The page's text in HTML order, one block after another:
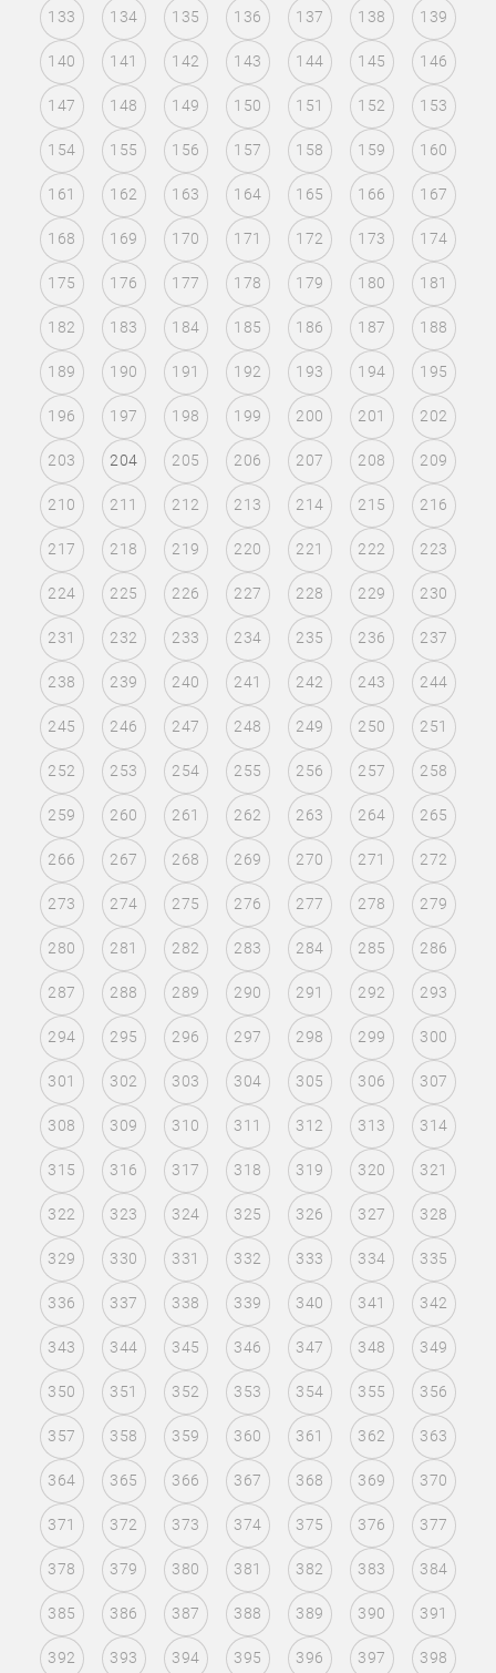
133 134 135 136 137 138 139
140 141 142 143 144 145 146
147 148 149 150 151 152 153
154 155 156 157 158 159 160
161 162 163 164 165 166 167
168 169 170 171 172 173 174
175 176 177 178 179 180 181
182 183 184 185 186 187 188
189 190 191 192 193 194 195
196 197 198 199 200 201 202
203 204 205 206 207 208 209
210 211 212 213 214 215 216
217 218 219 220 221 222 223
224 225 226 227 228 229 230
231 232 233 234 235 236 237
238 239 240 241 242 243 244
245 246 247 248 249 250 251
252 253 254 255 256 257 258
259 260 261 262 263 264 265
266 267 268 269 270 271 272
273 274 275 276 277 278 279
280 281 282 283 284 285 286
287 288 289 290 291 292 293
294 295 296 297 298 299 300
301 302 303 304 305 306 307
308 309 310 311 312 313 314
315 316 317 318 319 320 321
322 323 324 325 326 327 328
329 330 331 332 333 334 335
336 337 338 339 340 341 342
343 344 345 346 347 348 349
350 351 352 353 354 355 356
357 358 359 360 361 362 363
364 365 366 367 368 369 370
371 372 373 374 375 376 377
378 379 380 381 382 383 384
385 386 387 388 389 390 391
392 393 394 395 396 397 398